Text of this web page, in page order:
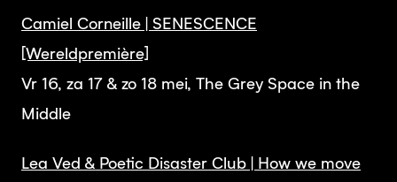
Camiel Corneille | SENESCENCE
[Wereldpremière]
Vr 16, za 17 & zo 18 mei, The Grey Space in the
Middle
Lea Ved & Poetic Disaster Club | How we move